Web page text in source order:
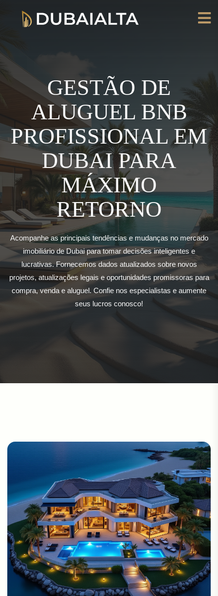
GESTÃO DE
ALUGUEL BNB
PROFISSIONAL EM
DUBAI PARA
MÁXIMO
RETORNO
Acompanhe as principais tendências e mudanças no mercado
imobiliário de Dubai para tomar decisões inteligentes e
lucrativas. Fornecemos dados atualizados sobre novos
projetos, atualizações legais e oportunidades promissoras para
compra, venda e aluguel. Confie nos especialistas e aumente
seus lucros conosco!